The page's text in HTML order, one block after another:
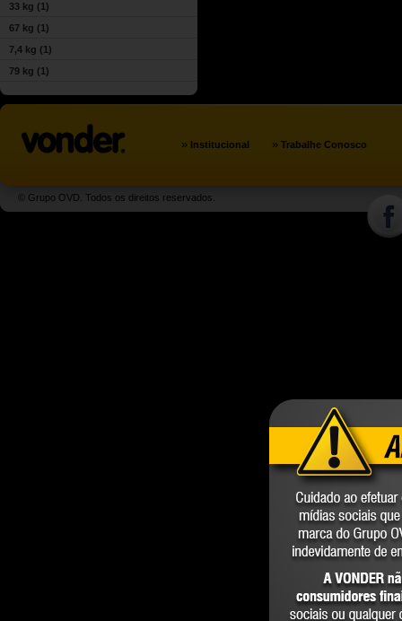
33 kg (1)
67 kg (1)
7,4 kg (1)
79 kg (1)
» Institucional » Trabalhe Conosco
© Grupo OVD. Todos os direitos reservados.